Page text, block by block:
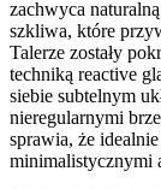
zachwyca
szkliwa, które
Talerze zostały
techniką reactive
siebie subtelnym
nieregularnymi
sprawia, że
minimalistycznymi